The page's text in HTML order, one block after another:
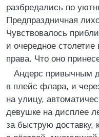
разбредались по
Предпраздничная
Чувствовалось
и очередное столетие
права. Что оно
Андерс привычным
в плейс флара, и
на улицу,
девушке на дисплее
за быструю